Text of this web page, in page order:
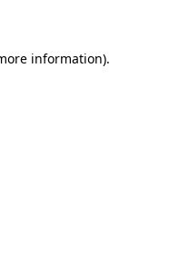
information).